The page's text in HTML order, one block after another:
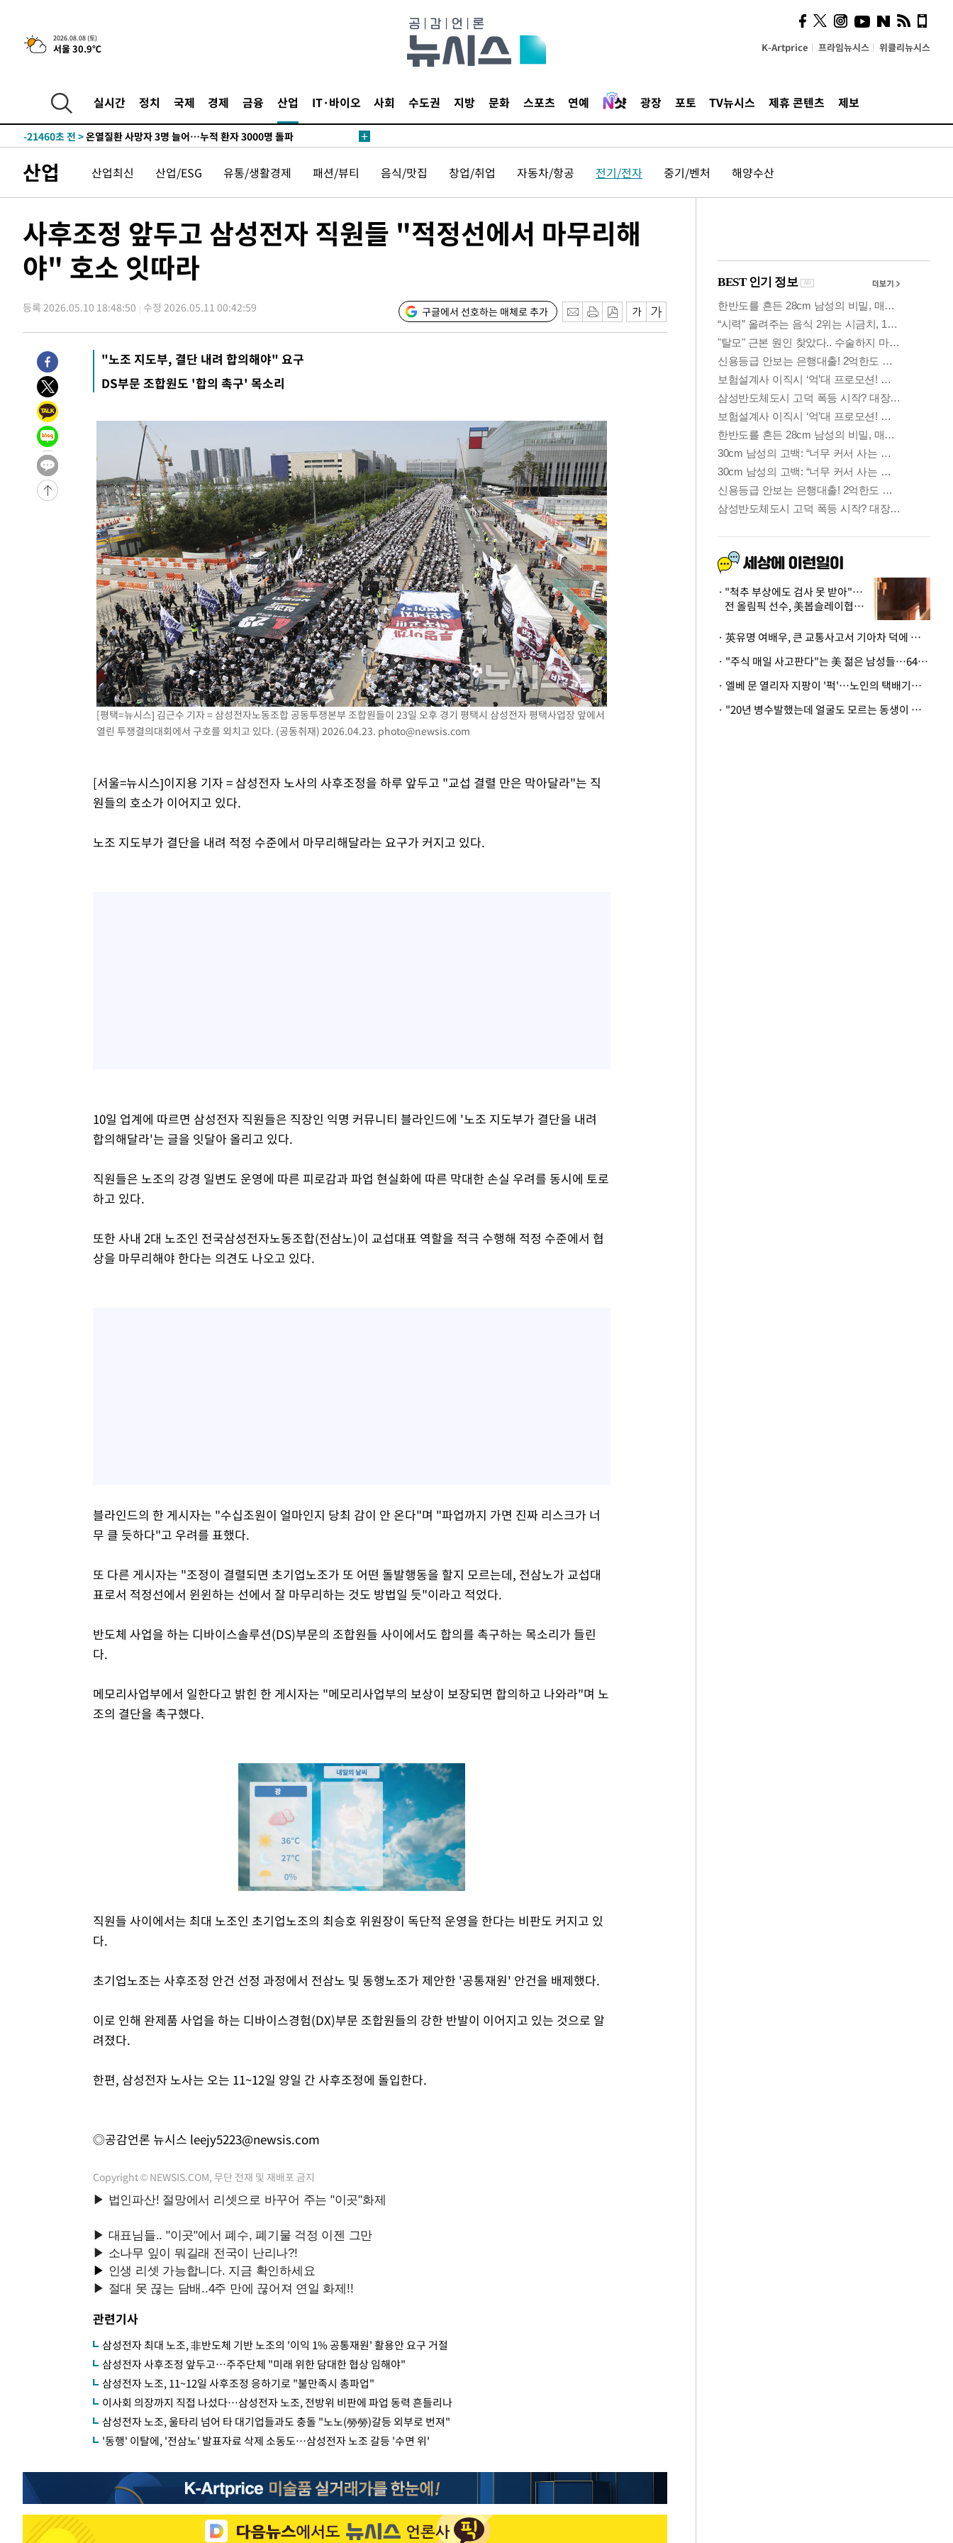
2026.08.08 (토)
서울 30.9℃ K-Artprice 프라임뉴시스 위클리뉴시스
실시간 정치 국제 경제 금융 산업 IT·바이오 사회 수도권 지방 문화 스포츠 연예 광장 포토 TV뉴시스 제휴 콘텐츠 제보
42.08%·宋 10.17%
-29730초 전 >이강인 "아틀레티코 이적 기뻐…등번호 7번 의미보단 팀 위해 뛸
것"
-29665초 전 >[속보]與 당대표 경선, 제주·인천 권리당원 투표 김민석 승리
-22709초 전 >
[속보]이강인 "감독님이 원하는 마음 느꼈고, 많은 트로피 원해 아
틀레티코 이적"
-22491초 전 >
-21460초 전 >온열질환 사망자 3명 늘어…누적 환자 3000명 돌파
-11512초 전 >
백운산서 80년근 천종산삼 9뿌리 발견…감정가 1.3억원
-9222초 전 >선재도서 해루질 나섰다 실종 60대, 닷새 만에 숨진 채 발견
-6132초 전 >여수 오동도 해상서 모터보트 전복…1명 사망·1명 실종
-2359초 전 >극한폭염 한풀 꺾이지만…'낮 최고 35도' 무더위, 열대야 계속[다음
주 날씨]
10분 전 >
축구협회 "압수수색·성접대 논란 사과…쇄신의 기회로 삼겠다"
3시간 전 >'최고 37도' 폭염 지속…강원동해안 최대 150㎜ 비
5시간 전 >[속보]뉴욕증시 상승 마감…S&P 0.6% 나스닥 1.3%↑
-30981초 전 >
[속보]與최고위원 제주·인천 순회경선…박선원·최민희·서미화·
한민수·김용 순
-30934초 전 >
[속보]김민석, 與 전대 당원투표 누적 득표율 45.42%로 1위… 정
청래 44.56%
-30216초 전 >
[속보]與 대표 경선 제주·인천 당원투표…金 47.75%·鄭
42.08%·宋 10.17%
-29750초 전 >
것"
-29685초 전 >
[속보]與 당대표 경선, 제주·인천 권리당원 투표 김민석 승리
-23459초 전 >
낮 최고 35도 '무더위'…동해안 시간당 30㎜ '강한 비'[내일날씨]
-22729초 전 >
[속보]이강인 "감독님이 원하는 마음 느꼈고, 많은 트로피 원해 아
틀레티코 이적"
-22511초 전 >
수도권 40도 육박 '펄펄'…동해안 일부 지역엔 호의주의보
온열질환 사망자 3명 늘어…누적 환자 3000명 돌파
강릉에 시간당 81.4㎜ 물폭탄…도로 잠기고 담벼락 붕괴
백운산서 80년근 천종산삼 9뿌리 발견…감정가 1.3억원
선재도서 해루질 나섰다 실종 60대, 닷새 만에 숨진 채 발견
남자 농구, 나고야 아시안게임서 '홈팀' 일본과 한일전
여수 오동도 해상서 모터보트 전복…1명 사망·1명 실종
극한폭염 한풀 꺾이지만…'낮 최고 35도' 무더위, 열대야 계속[다음
축구협회 "압수수색·성접대 논란 사과…쇄신의 기회로 삼겠다"
[속보]'압수수색·성접대 논란' 축구협회 "실망과 걱정 안겨드려 죄송"
'최고 37도' 폭염 지속…강원동해안 최대 150㎜ 비
[속보]뉴욕증시 상승 마감…S&P 0.6% 나스닥 1.3%↑
산업 산업최신 산업/ESG 유통/생활경제 패션/뷰티 음식/맛집 창업/취업 자동차/항공 전기/전자 중기/벤처 해양수산
사후조정 앞두고 삼성전자 직원들 "적정선에서 마무리해
야" 호소 잇따라
등록 2026.05.10 18:48:50 수정 2026.05.11 00:42:59 구글에서 선호하는 매체로 추가
"노조 지도부, 결단 내려 합의해야" 요구
DS부문 조합원도 '합의 촉구' 목소리
[평택=뉴시스] 김근수 기자 = 삼성전자노동조합 공동투쟁본부 조합원들이 23일 오후 경기 평택시 삼성전자 평택사업장 앞에서
열린 투쟁결의대회에서 구호를 외치고 있다. (공동취재) 2026.04.23. photo@newsis.com
[서울=뉴시스]이지용 기자 = 삼성전자 노사의 사후조정을 하루 앞두고 "교섭 결렬 만은 막아달라"는 직
원들의 호소가 이어지고 있다.
노조 지도부가 결단을 내려 적정 수준에서 마무리해달라는 요구가 커지고 있다.
10일 업계에 따르면 삼성전자 직원들은 직장인 익명 커뮤니티 블라인드에 '노조 지도부가 결단을 내려
합의해달라'는 글을 잇달아 올리고 있다.
직원들은 노조의 강경 일변도 운영에 따른 피로감과 파업 현실화에 따른 막대한 손실 우려를 동시에 토로
하고 있다.
또한 사내 2대 노조인 전국삼성전자노동조합(전삼노)이 교섭대표 역할을 적극 수행해 적정 수준에서 협
상을 마무리해야 한다는 의견도 나오고 있다.
블라인드의 한 게시자는 "수십조원이 얼마인지 당최 감이 안 온다"며 "파업까지 가면 진짜 리스크가 너
무 클 듯하다"고 우려를 표했다.
또 다른 게시자는 "조정이 결렬되면 초기업노조가 또 어떤 돌발행동을 할지 모르는데, 전삼노가 교섭대
표로서 적정선에서 윈윈하는 선에서 잘 마무리하는 것도 방법일 듯"이라고 적었다.
반도체 사업을 하는 디바이스솔루션(DS)부문의 조합원들 사이에서도 합의를 촉구하는 목소리가 들린
다.
메모리사업부에서 일한다고 밝힌 한 게시자는 "메모리사업부의 보상이 보장되면 합의하고 나와라"며 노
조의 결단을 촉구했다.
직원들 사이에서는 최대 노조인 초기업노조의 최승호 위원장이 독단적 운영을 한다는 비판도 커지고 있
다.
초기업노조는 사후조정 안건 선정 과정에서 전삼노 및 동행노조가 제안한 '공통재원' 안건을 배제했다.
이로 인해 완제품 사업을 하는 디바이스경험(DX)부문 조합원들의 강한 반발이 이어지고 있는 것으로 알
려졌다.
한편, 삼성전자 노사는 오는 11~12일 양일 간 사후조정에 돌입한다.
◎공감언론 뉴시스 leejy5223@newsis.com
Copyright © NEWSIS.COM, 무단 전재 및 재배포 금지
관련기사
삼성전자 최대 노조, 非반도체 기반 노조의 '이익 1% 공통재원' 활용안 요구 거절
삼성전자 사후조정 앞두고…주주단체 "미래 위한 담대한 협상 임해야"
삼성전자 노조, 11~12일 사후조정 응하기로 "불만족시 총파업"
이사회 의장까지 직접 나섰다…삼성전자 노조, 전방위 비판에 파업 동력 흔들리나
삼성전자 노조, 울타리 넘어 타 대기업들과도 충돌 "노노(勞勞)갈등 외부로 번져"
'동행' 이탈에, '전삼노' 발표자료 삭제 소동도…삼성전자 노조 갈등 '수면 위'
사이 해답 찾았죠"…알을
깨고 나온 '초자아'
"척추 부상에도 검사 못 받아"…
전 올림픽 선수, 美봅슬레이협회
· 英유명 여배우, 큰 교통사고서 기아차 덕에 살았다
· "주식 매일 사고판다"는 美 젊은 남성들…64%가 "나는 인생의 패배자“
· 엘베 문 열리자 지팡이 '퍽'…노인의 택배기사 폭행 이유
· "20년 병수발했는데 얼굴도 모르는 동생이 유산 절반을"…배다른 형제 상속권 있을까